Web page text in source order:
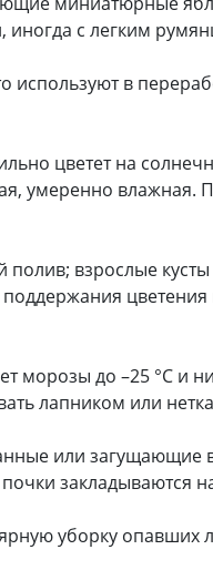
иногда с легким
используют в
цветет на
умеренно влажная.
взрослые кусты
поддержания
морозы до –25 °C и
лапником или
или загущающие
закладываются
уборку опавших